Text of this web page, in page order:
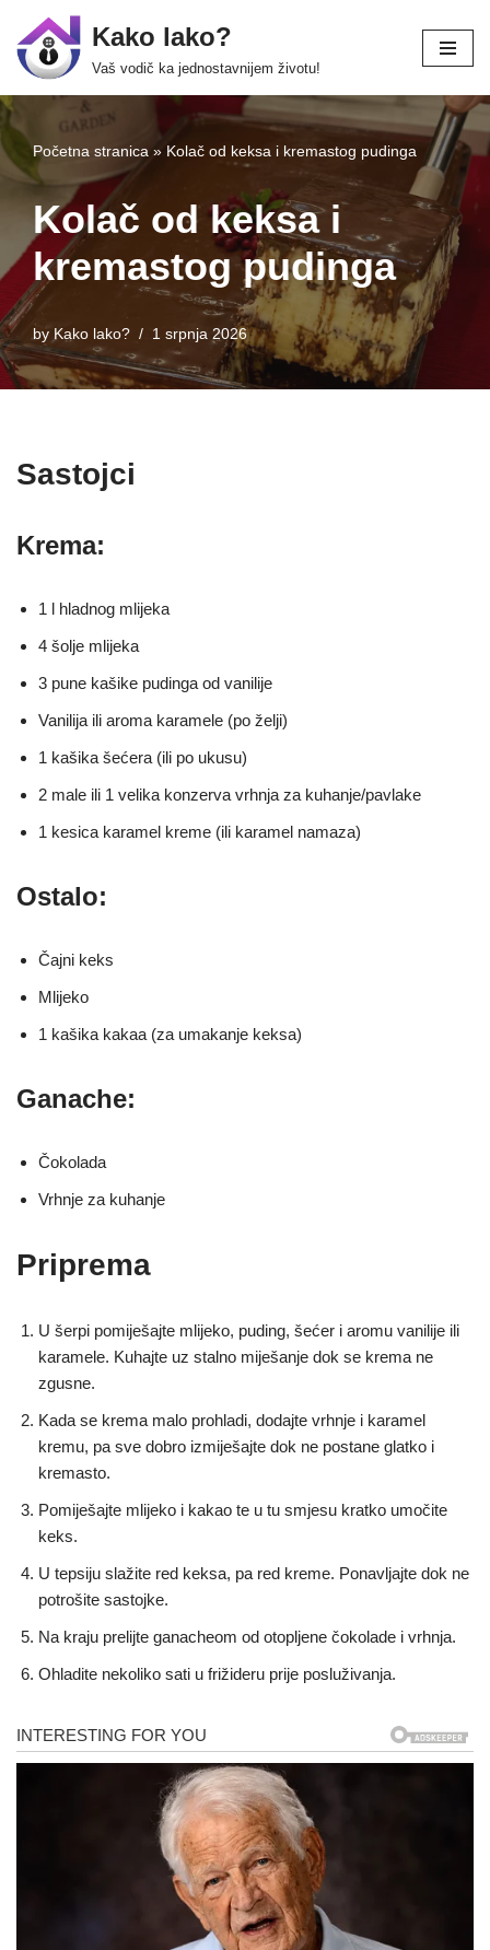
Skip
Kako lako?
Vaš vodič ka jednostavnijem životu!
Početna stranica » Kolač od keksa i kremastog pudinga
Kolač od keksa i
kremastog pudinga
by Kako lako? 1 srpnja 2026
Sastojci
Krema:
1 l hladnog mlijeka
4 šolje mlijeka
3 pune kašike pudinga od vanilije
Vanilija ili aroma karamele (po želji)
1 kašika šećera (ili po ukusu)
2 male ili 1 velika konzerva vrhnja za kuhanje/pavlake
1 kesica karamel kreme (ili karamel namaza)
Ostalo:
Čajni keks
Mlijeko
1 kašika kakaa (za umakanje keksa)
Ganache:
Čokolada
Vrhnje za kuhanje
Priprema
U šerpi pomiješajte mlijeko, puding, šećer i aromu vanilije ili
karamele. Kuhajte uz stalno miješanje dok se krema ne
zgusne.
Kada se krema malo prohladi, dodajte vrhnje i karamel
kremu, pa sve dobro izmiješajte dok ne postane glatko i
kremasto.
Pomiješajte mlijeko i kakao te u tu smjesu kratko umočite
keks.
U tepsiju slažite red keksa, pa red kreme. Ponavljajte dok ne
potrošite sastojke.
Na kraju prelijte ganacheom od otopljene čokolade i vrhnja.
Ohladite nekoliko sati u frižideru prije posluživanja.